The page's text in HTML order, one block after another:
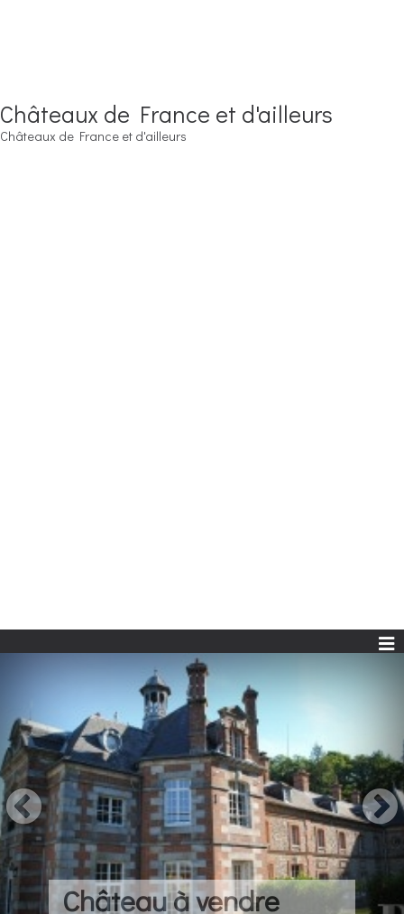
Châteaux de France et d'ailleurs
Châteaux de France et d'ailleurs
Château à vendre